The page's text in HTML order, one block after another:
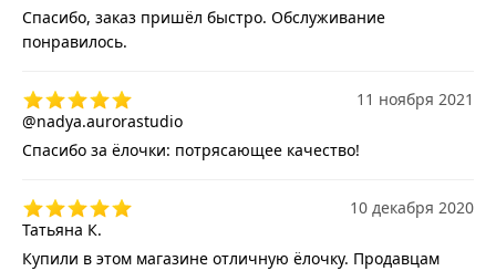
Спасибо, заказ пришёл быстро. Обслуживание
понравилось.
@nadya.aurorastudio
11 ноября 2021
Спасибо за ёлочки: потрясающее качество!
Татьяна К.
10 декабря 2020
Купили в этом магазине отличную ёлочку. Продавцам